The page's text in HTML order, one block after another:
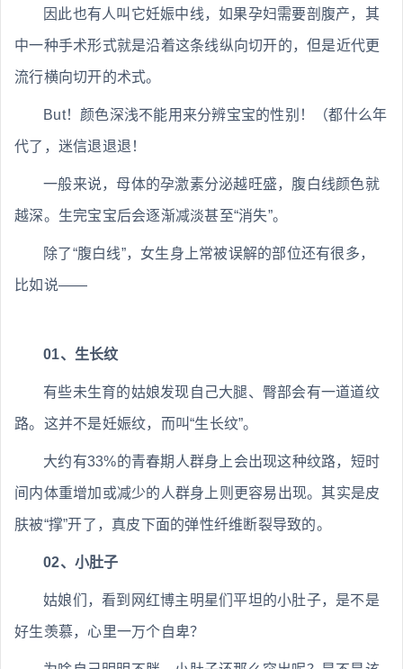
因此也有人叫它妊娠中线，如果孕妇需要剖腹产，其
中一种手术形式就是沿着这条线纵向切开的，但是近代更
流行横向切开的术式。
But！颜色深浅不能用来分辨宝宝的性别！（都什么年
代了，迷信退退退！
一般来说，母体的孕激素分泌越旺盛，腹白线颜色就
越深。生完宝宝后会逐渐减淡甚至“消失”。
除了“腹白线”，女生身上常被误解的部位还有很多，
比如说——
01、生长纹
有些未生育的姑娘发现自己大腿、臀部会有一道道纹
路。这并不是妊娠纹，而叫“生长纹”。
大约有33%的青春期人群身上会出现这种纹路，短时
间内体重增加或减少的人群身上则更容易出现。其实是皮
肤被“撑”开了，真皮下面的弹性纤维断裂导致的。
02、小肚子
姑娘们，看到网红博主明星们平坦的小肚子，是不是
好生羡慕，心里一万个自卑？